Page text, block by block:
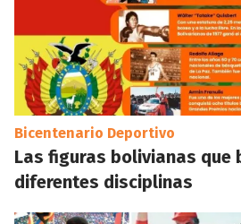
Bicentenario Deportivo
Las figuras bolivianas que
diferentes disciplinas